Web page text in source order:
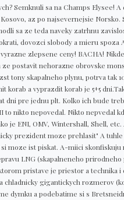
Semknuli sa na Champs Elysee!
az po najsevernejsie
sa ze teda naveky zatrhnu
dovozci slobody a mieru spoza
zlepsene ceny! BACHA!
postavit nehorazne obrovske
tony skapalneho plynu, potrva tak
korab a vyprazdit korab je 5+5
dni pre jednu plt. Kolko ich bude
nikto nepovedal. Nikto nepvedal
je ENI, OMV, Wintershall, Shell,
prezident moze prehlasit" A
moze ist piskat. A-miici skonfiskuju
LNG (skapalneneho
pristave je priestor a technika
chladnicky gigantickych rozmerov
dymku a podebatime si s